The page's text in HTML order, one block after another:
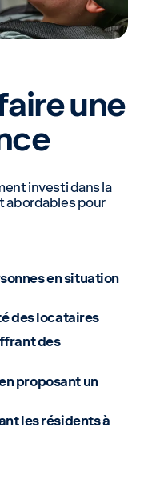
une
investi dans la
abordables pour
en situation
des locataires
des
proposant un
les résidents à